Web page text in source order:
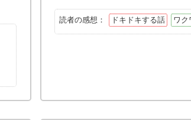
読者の感想： ドキドキする話 ワク